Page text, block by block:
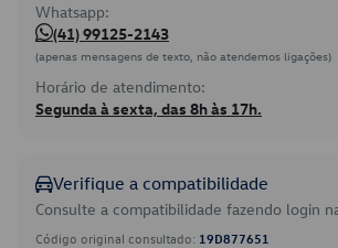
Whatsapp:
(41) 99125-2143
(apenas mensagens de texto, não atendemos ligações)
Horário de atendimento:
Segunda à sexta, das 8h às 17h.
Verifique a compatibilidade
Consulte a compatibilidade fazendo login
Código original consultado: 19D877651